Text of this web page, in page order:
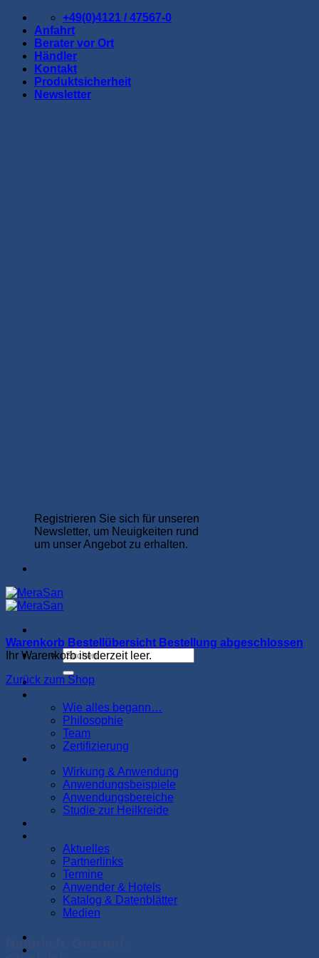
Zum
Inhalt
springen
+49(0)4121 / 47567-0
Anfahrt
Berater vor Ort
Händler
Kontakt
Produktsicherheit
Newsletter
Registrieren Sie sich für unseren
Newsletter, um Neuigkeiten rund
um unser Angebot zu erhalten.
Suchen
nach:
Startseite
Wie alles begann…
Philosophie
Team
Zertifizierung
Wirkung & Anwendung
Anwendungsbeispiele
Anwendungsbereiche
Studie zur Heilkreide
Aktuelles
Partnerlinks
Termine
Anwender & Hotels
Katalog & Datenblätter
Medien
Warenkorb Bestellübersicht Bestellung abgeschlossen
Ihr Warenkorb ist derzeit leer.
Zurück zum Shop
Natürlich. Gesund.